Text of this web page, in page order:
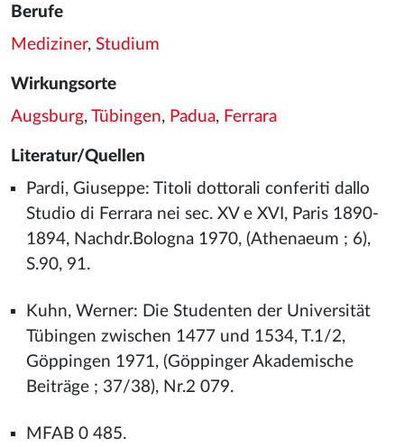
Berufe
Mediziner, Studium
Wirkungsorte
Augsburg, Tübingen, Padua, Ferrara
Literatur/Quellen
Pardi, Giuseppe: Titoli dottorali conferiti dallo
Studio di Ferrara nei sec. XV e XVI, Paris 1890-
1894, Nachdr.Bologna 1970, (Athenaeum ; 6),
S.90, 91.
Kuhn, Werner: Die Studenten der Universität
Tübingen zwischen 1477 und 1534, T.1/2,
Göppingen 1971, (Göppinger Akademische
Beiträge ; 37/38), Nr.2 079.
MFAB 0 485.